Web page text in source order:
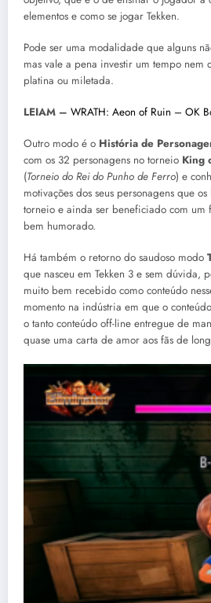
elementos e como se jogar Tekken.
Pode ser uma modalidade que alguns
mas vale a pena investir um tempo nem
platina ou miletada.
LEIAM – WRATH: Aeon of Ruin – OK
Outro modo é o História de
com os 32 personagens no torneio King
(Torneio do Rei do Punho de Ferro) e
motivações dos seus personagens que
torneio e ainda ser beneficiado com um
bem humorado.
Há também o retorno do saudoso modo
que nasceu em Tekken 3 e sem dúvida,
muito bem recebido como conteúdo
momento na indústria em que o
o tanto conteúdo off-line entregue de
quase uma carta de amor aos fãs de